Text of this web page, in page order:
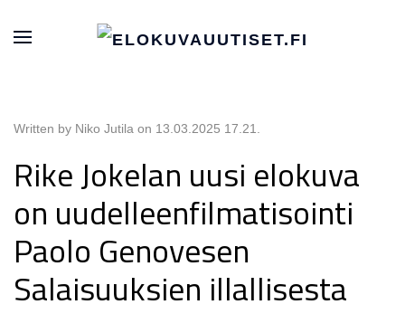
Written by Niko Jutila on 13.03.2025 17.21
Rike Jokelan uusi elokuva
on uudelleenfilmatisointi
Paolo Genovesen
Salaisuuksien illallisesta